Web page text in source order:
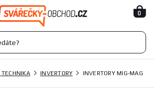
0
INVERTORY INVERTORY MIG-MAG